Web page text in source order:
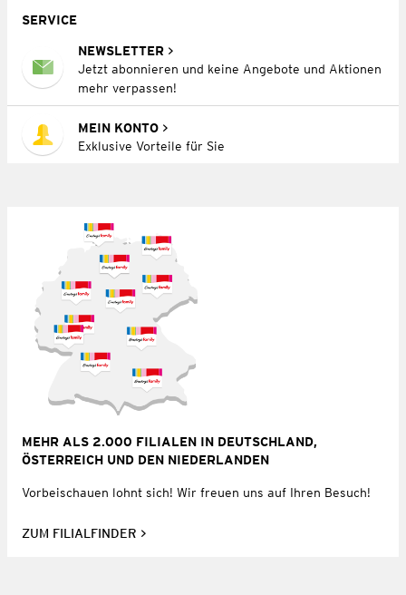
SERVICE
NEWSLETTER
Jetzt abonnieren und keine Angebote und Aktionen
mehr verpassen!
MEIN KONTO
Exklusive Vorteile für Sie
MEHR ALS 2.000 FILIALEN IN DEUTSCHLAND,
ÖSTERREICH UND DEN NIEDERLANDEN
Vorbeischauen lohnt sich! Wir freuen uns auf Ihren Besuch!
ZUM FILIALFINDER